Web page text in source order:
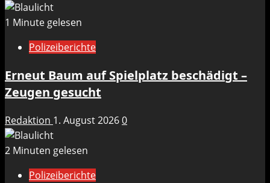
1 Minute gelesen
Polizeiberichte
Erneut Baum auf Spielplatz beschädigt –
Zeugen gesucht
Redaktion 1. August 20260
2 Minuten gelesen
Polizeiberichte